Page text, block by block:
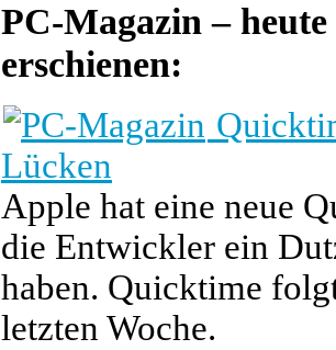
PC-Magazin –
erschienen:
Lücken
Apple hat eine neue
die Entwickler ein
haben. Quicktime
letzten Woche.